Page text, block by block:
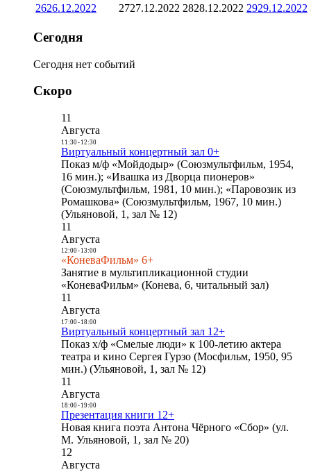
2626.12.2022 2727.12.2022 2828.12.2022 2929.12.2022
Сегодня
Сегодня нет событий
Скоро
11
Августа
11:30- 12:30
Виртуальный концертный зал 0+
Показ м/ф «Мойдодыр» (Союзмультфильм, 1954,
16 мин.); «Ивашка из Дворца пионеров»
(Союзмультфильм, 1981, 10 мин.); «Паровозик из
Ромашкова» (Союзмультфильм, 1967, 10 мин.)
(Ульяновой, 1, зал № 12)
11
Августа
12:00- 13:00
«КоневаФильм» 6+
Занятие в мультипликационной студии
«КоневаФильм» (Конева, 6, читальный зал)
11
Августа
17:00- 18:00
Виртуальный концертный зал 12+
Показ х/ф «Смелые люди» к 100-летию актера
театра и кино Сергея Гурзо (Мосфильм, 1950, 95
мин.) (Ульяновой, 1, зал № 12)
11
Августа
18:00- 19:00
Презентация книги 12+
Новая книга поэта Антона Чёрного «Сбор» (ул.
М. Ульяновой, 1, зал № 20)
12
Августа